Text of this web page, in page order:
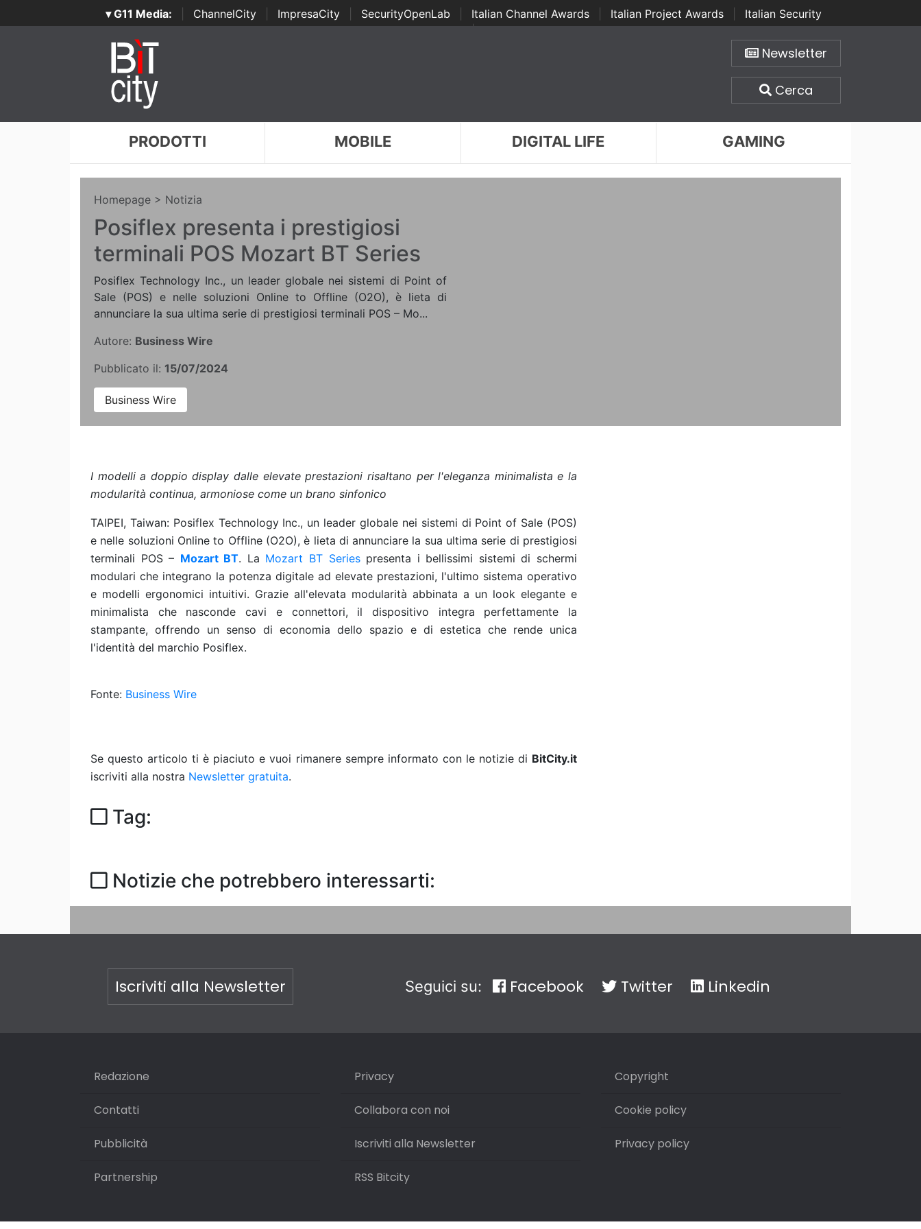
▾ G11 Media: ChannelCity ImpresaCity SecurityOpenLab Italian Channel Awards Italian Project Awards
Italian Security
Awards | ...
Newsletter
Cerca
PRODOTTI MOBILE DIGITAL LIFE GAMING
Homepage > Notizia
Posiflex presenta i prestigiosi
terminali POS Mozart BT Series
Posiflex Technology Inc., un leader globale nei sistemi di Point of
Sale (POS) e nelle soluzioni Online to Offline (O2O), è lieta di
annunciare la sua ultima serie di prestigiosi terminali POS – Mo...
Autore: Business Wire
Pubblicato il: 15/07/2024
Business Wire
I modelli a doppio display dalle elevate prestazioni risaltano per l'eleganza minimalista e la
modularità continua, armoniose come un brano sinfonico
TAIPEI, Taiwan: Posiflex Technology Inc., un leader globale nei sistemi di Point of Sale (POS)
e nelle soluzioni Online to Offline (O2O), è lieta di annunciare la sua ultima serie di prestigiosi
terminali POS – Mozart BT. La Mozart BT Seriespresenta i bellissimi sistemi di schermi
modulari che integrano la potenza digitale ad elevate prestazioni, l'ultimo sistema operativo
e modelli ergonomici intuitivi. Grazie all'elevata modularità abbinata a un look elegante e
minimalista che nasconde cavi e connettori, il dispositivo integra perfettamente la
stampante, offrendo un senso di economia dello spazio e di estetica che rende unica
l'identità del marchio Posiflex.
Fonte: Business Wire
Se questo articolo ti è piaciuto e vuoi rimanere sempre informato con le notizie di BitCity.it
iscriviti alla nostra Newsletter gratuita.
Tag:
Notizie che potrebbero interessarti:
Iscriviti alla Newsletter Seguici su: Facebook Twitter Linkedin
Redazione
Contatti
Pubblicità
Partnership
Privacy
Collabora con noi
Iscriviti alla Newsletter
RSS Bitcity
Copyright
Cookie policy
Privacy policy